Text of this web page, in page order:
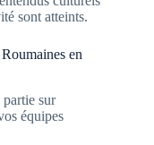
sont atteints.
en
partie sur
équipes